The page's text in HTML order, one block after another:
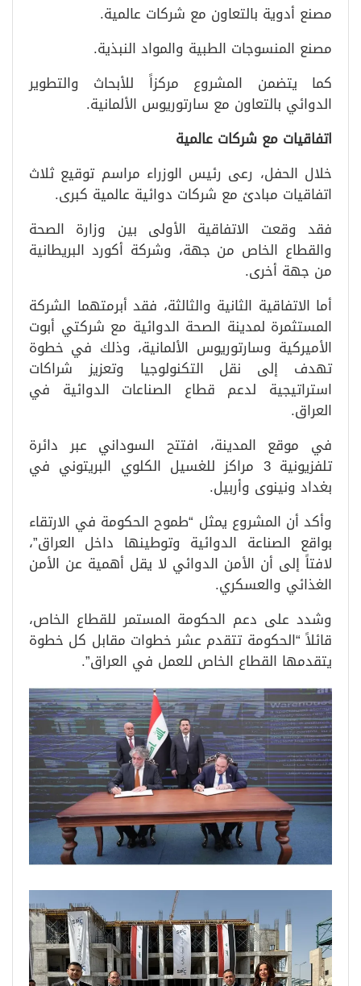
مصنع أدوية بالتعاون مع شركات عالمية.
مصنع المنسوجات الطبية والمواد النبذية.
كما يتضمن المشروع مركزاً للأبحاث والتطوير
الدوائي بالتعاون مع سارتوريوس الألمانية.
اتفاقيات مع شركات عالمية
خلال الحفل، رعى رئيس الوزراء مراسم توقيع ثلاث
اتفاقيات مبادئ مع شركات دوائية عالمية كبرى.
فقد وقعت الاتفاقية الأولى بين وزارة الصحة
والقطاع الخاص من جهة، وشركة أكورد البريطانية
من جهة أخرى.
أما الاتفاقية الثانية والثالثة، فقد أبرمتهما الشركة
المستثمرة لمدينة الصحة الدوائية مع شركتي أبوت
الأميركية وسارتوريوس الألمانية، وذلك في خطوة
تهدف إلى نقل التكنولوجيا وتعزيز شراكات
استراتيجية لدعم قطاع الصناعات الدوائية في
العراق.
في موقع المدينة، افتتح السوداني عبر دائرة
تلفزيونية 3 مراكز للغسيل الكلوي البريتوني في
بغداد ونينوى وأربيل.
وأكد أن المشروع يمثل “طموح الحكومة في الارتقاء
بواقع الصناعة الدوائية وتوطينها داخل العراق”،
لافتاً إلى أن الأمن الدوائي لا يقل أهمية عن الأمن
الغذائي والعسكري.
وشدد على دعم الحكومة المستمر للقطاع الخاص،
قائلاً “الحكومة تتقدم عشر خطوات مقابل كل خطوة
يتقدمها القطاع الخاص للعمل في العراق”.